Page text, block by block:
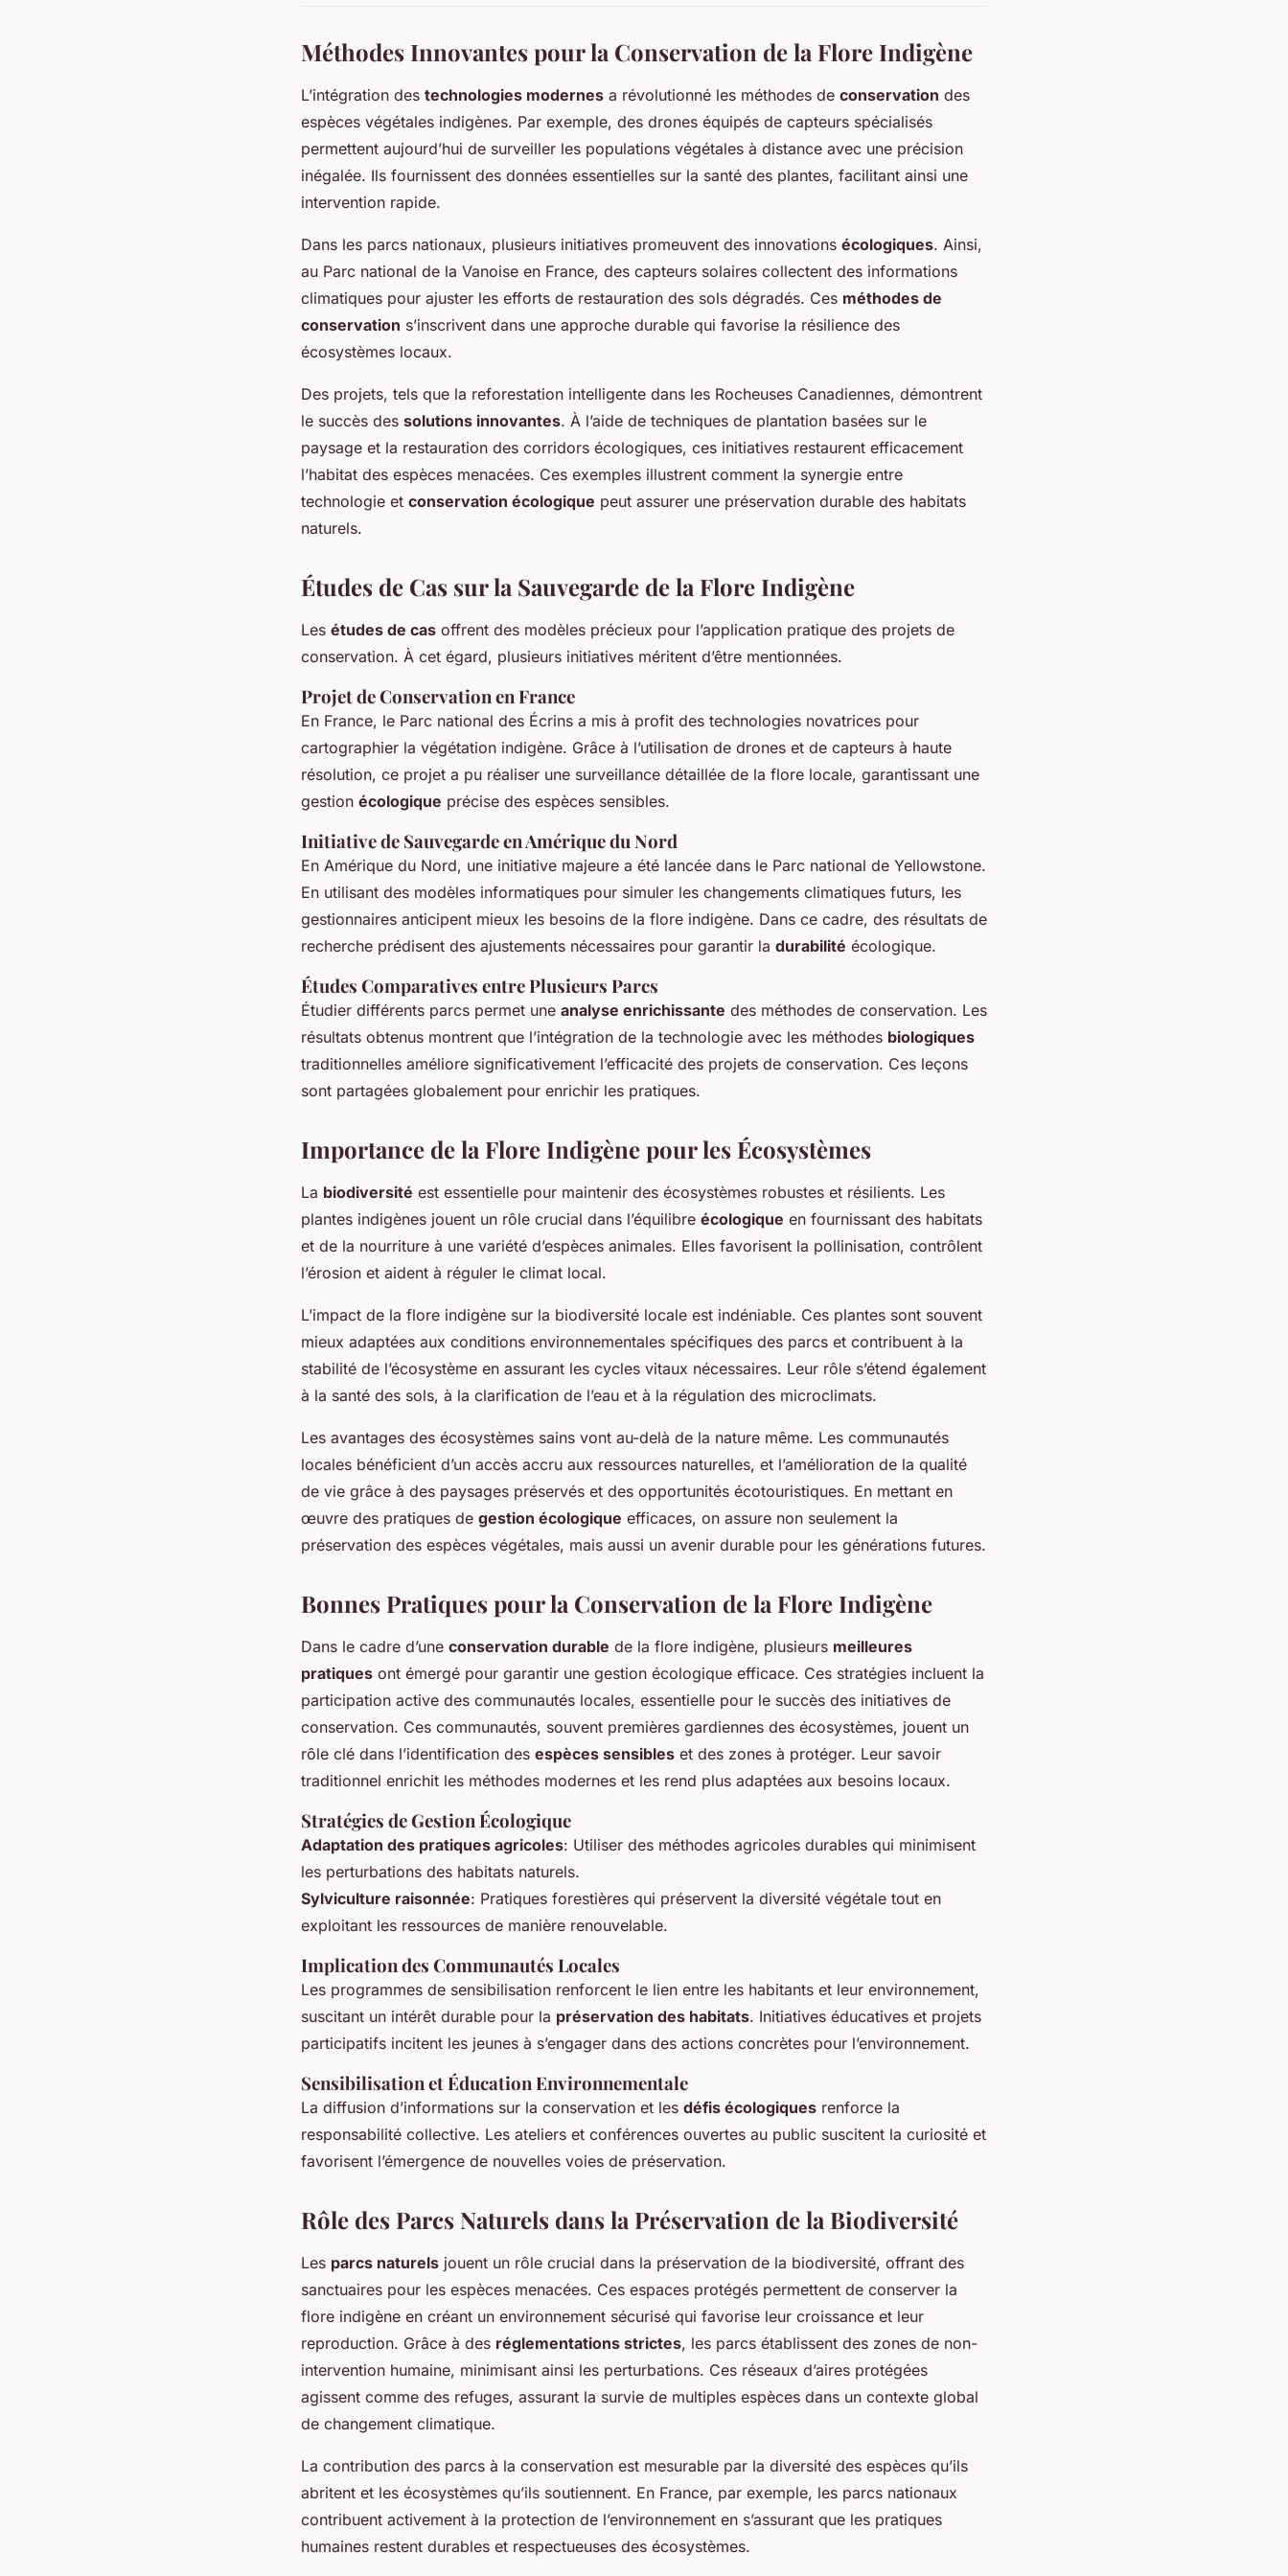
Méthodes Innovantes pour la Conservation de la Flore Indigène
L’intégration des technologies modernes a révolutionné les méthodes de conservation des
espèces végétales indigènes. Par exemple, des drones équipés de capteurs spécialisés
permettent aujourd’hui de surveiller les populations végétales à distance avec une précision
inégalée. Ils fournissent des données essentielles sur la santé des plantes, facilitant ainsi une
intervention rapide.
Dans les parcs nationaux, plusieurs initiatives promeuvent des innovations écologiques. Ainsi,
au Parc national de la Vanoise en France, des capteurs solaires collectent des informations
climatiques pour ajuster les efforts de restauration des sols dégradés. Ces méthodes de
conservation s’inscrivent dans une approche durable qui favorise la résilience des
écosystèmes locaux.
Des projets, tels que la reforestation intelligente dans les Rocheuses Canadiennes, démontrent
le succès des solutions innovantes. À l’aide de techniques de plantation basées sur le
paysage et la restauration des corridors écologiques, ces initiatives restaurent efficacement
l’habitat des espèces menacées. Ces exemples illustrent comment la synergie entre
technologie et conservation écologique peut assurer une préservation durable des habitats
naturels.
Études de Cas sur la Sauvegarde de la Flore Indigène
Les études de cas offrent des modèles précieux pour l’application pratique des projets de
conservation. À cet égard, plusieurs initiatives méritent d’être mentionnées.
Projet de Conservation en France
En France, le Parc national des Écrins a mis à profit des technologies novatrices pour
cartographier la végétation indigène. Grâce à l’utilisation de drones et de capteurs à haute
résolution, ce projet a pu réaliser une surveillance détaillée de la flore locale, garantissant une
gestion écologique précise des espèces sensibles.
Initiative de Sauvegarde en Amérique du Nord
En Amérique du Nord, une initiative majeure a été lancée dans le Parc national de Yellowstone.
En utilisant des modèles informatiques pour simuler les changements climatiques futurs, les
gestionnaires anticipent mieux les besoins de la flore indigène. Dans ce cadre, des résultats de
recherche prédisent des ajustements nécessaires pour garantir la durabilité écologique.
Études Comparatives entre Plusieurs Parcs
Étudier différents parcs permet une analyse enrichissante des méthodes de conservation. Les
résultats obtenus montrent que l’intégration de la technologie avec les méthodes biologiques
traditionnelles améliore significativement l’efficacité des projets de conservation. Ces leçons
sont partagées globalement pour enrichir les pratiques.
Importance de la Flore Indigène pour les Écosystèmes
La biodiversité est essentielle pour maintenir des écosystèmes robustes et résilients. Les
plantes indigènes jouent un rôle crucial dans l’équilibre écologique en fournissant des habitats
et de la nourriture à une variété d’espèces animales. Elles favorisent la pollinisation, contrôlent
l’érosion et aident à réguler le climat local.
L’impact de la flore indigène sur la biodiversité locale est indéniable. Ces plantes sont souvent
mieux adaptées aux conditions environnementales spécifiques des parcs et contribuent à la
stabilité de l’écosystème en assurant les cycles vitaux nécessaires. Leur rôle s’étend également
à la santé des sols, à la clarification de l’eau et à la régulation des microclimats.
Les avantages des écosystèmes sains vont au-delà de la nature même. Les communautés
locales bénéficient d’un accès accru aux ressources naturelles, et l’amélioration de la qualité
de vie grâce à des paysages préservés et des opportunités écotouristiques. En mettant en
œuvre des pratiques de gestion écologique efficaces, on assure non seulement la
préservation des espèces végétales, mais aussi un avenir durable pour les générations futures.
Bonnes Pratiques pour la Conservation de la Flore Indigène
Dans le cadre d’une conservation durable de la flore indigène, plusieurs meilleures
pratiques ont émergé pour garantir une gestion écologique efficace. Ces stratégies incluent la
participation active des communautés locales, essentielle pour le succès des initiatives de
conservation. Ces communautés, souvent premières gardiennes des écosystèmes, jouent un
rôle clé dans l’identification des espèces sensibles et des zones à protéger. Leur savoir
traditionnel enrichit les méthodes modernes et les rend plus adaptées aux besoins locaux.
Stratégies de Gestion Écologique
Adaptation des pratiques agricoles: Utiliser des méthodes agricoles durables qui minimisent
les perturbations des habitats naturels.
Sylviculture raisonnée: Pratiques forestières qui préservent la diversité végétale tout en
exploitant les ressources de manière renouvelable.
Implication des Communautés Locales
Les programmes de sensibilisation renforcent le lien entre les habitants et leur environnement,
suscitant un intérêt durable pour la préservation des habitats. Initiatives éducatives et projets
participatifs incitent les jeunes à s’engager dans des actions concrètes pour l’environnement.
Sensibilisation et Éducation Environnementale
La diffusion d’informations sur la conservation et les défis écologiques renforce la
responsabilité collective. Les ateliers et conférences ouvertes au public suscitent la curiosité et
favorisent l’émergence de nouvelles voies de préservation.
Rôle des Parcs Naturels dans la Préservation de la Biodiversité
Les parcs naturels jouent un rôle crucial dans la préservation de la biodiversité, offrant des
sanctuaires pour les espèces menacées. Ces espaces protégés permettent de conserver la
flore indigène en créant un environnement sécurisé qui favorise leur croissance et leur
reproduction. Grâce à des réglementations strictes, les parcs établissent des zones de non-
intervention humaine, minimisant ainsi les perturbations. Ces réseaux d’aires protégées
agissent comme des refuges, assurant la survie de multiples espèces dans un contexte global
de changement climatique.
La contribution des parcs à la conservation est mesurable par la diversité des espèces qu’ils
abritent et les écosystèmes qu’ils soutiennent. En France, par exemple, les parcs nationaux
contribuent activement à la protection de l’environnement en s’assurant que les pratiques
humaines restent durables et respectueuses des écosystèmes.